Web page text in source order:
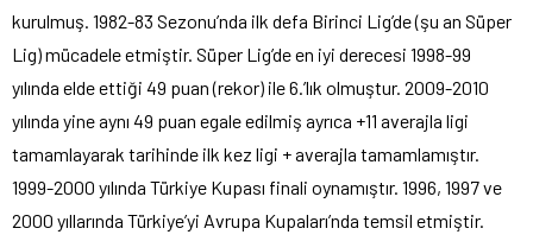
kurulmuş. 1982-83 Sezonu’nda ilk defa Birinci Lig’de (şu an Süper
Lig) mücadele etmiştir. Süper Lig’de en iyi derecesi 1998-99
yılında elde ettiği 49 puan (rekor) ile 6.’lık olmuştur. 2009-2010
yılında yine aynı 49 puan egale edilmiş ayrıca +11 averajla ligi
tamamlayarak tarihinde ilk kez ligi + averajla tamamlamıştır.
1999-2000 yılında Türkiye Kupası finali oynamıştır. 1996, 1997 ve
2000 yıllarında Türkiye’yi Avrupa Kupaları’nda temsil etmiştir.